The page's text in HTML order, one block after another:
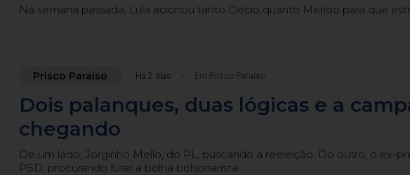
Na semana passada, Lula acionou tanto Décio quanto Merísio para que
Prisco Paraíso Há 2 dias Em Prisco Paraíso
Dois palanques, duas lógicas e a
chegando
De um lado, Jorginho Mello, do PL, buscando a reeleição. Do outro, o ex-
PSD, procurando furar a bolha bolsonarista.